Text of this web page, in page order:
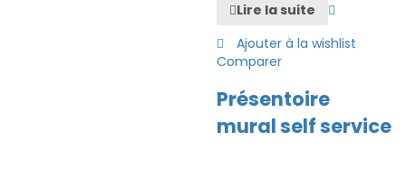
Lire la suite
Ajouter à la wishlist
Comparer
Présentoire
mural self service